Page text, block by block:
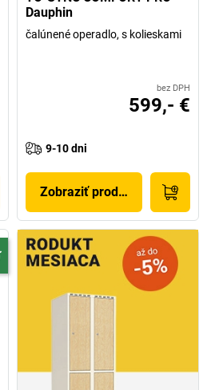
Dauphin
čalúnené operadlo, s kolieskami
bez DPH
599,- €
9-10 dni
Zobraziť produkt